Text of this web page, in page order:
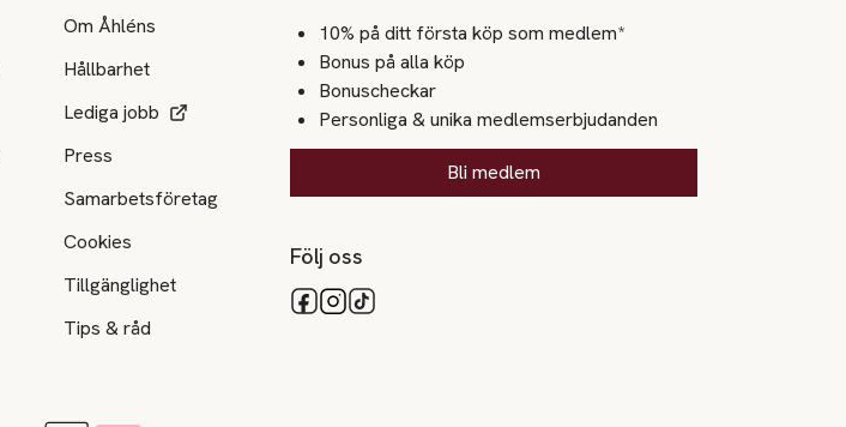
Om Åhléns
Hållbarhet
Lediga jobb
Press
Samarbetsföretag
Cookies
Tillgänglighet
Tips & råd
10% på ditt första köp som medlem*
Bonus på alla köp
Bonuscheckar
Personliga & unika medlemserbjudanden
Bli medlem
Följ oss